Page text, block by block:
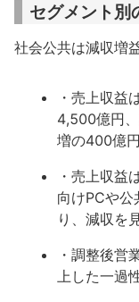
セグメント別
社会公共は減収増
・売上収益
4,500億円
増の400億円
・売上収益
向けPCや公
り、減収を
・調整後営
上した一過